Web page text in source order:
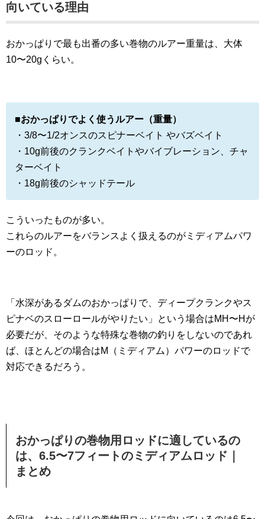
向いている理由
おかっぱりで最も出番の多い巻物のルアー重量は、大体
10〜20gくらい。
■おかっぱりでよく使うルアー（重量）
・3/8〜1/2オンスのスピナーベイト やバズベイト
・10g前後のクランクベイトやバイブレーション、チャ
ターベイト
・18g前後のシャッドテール
こういったものが多い。
これらのルアーをバランスよく扱えるのがミディアムパワ
ーのロッド。
「水深があるダムのおかっぱりで、ディープクランクやス
ピナベのスローロールがやりたい」という場合はMH〜Hが
必要だが、そのような特殊な巻物の釣りをしないのであれ
ば、ほとんどの場合はM（ミディアム）パワーのロッドで
対応できるだろう。
おかっぱりの巻物用ロッドに適しているの
は、6.5〜7フィートのミディアムロッド｜
まとめ